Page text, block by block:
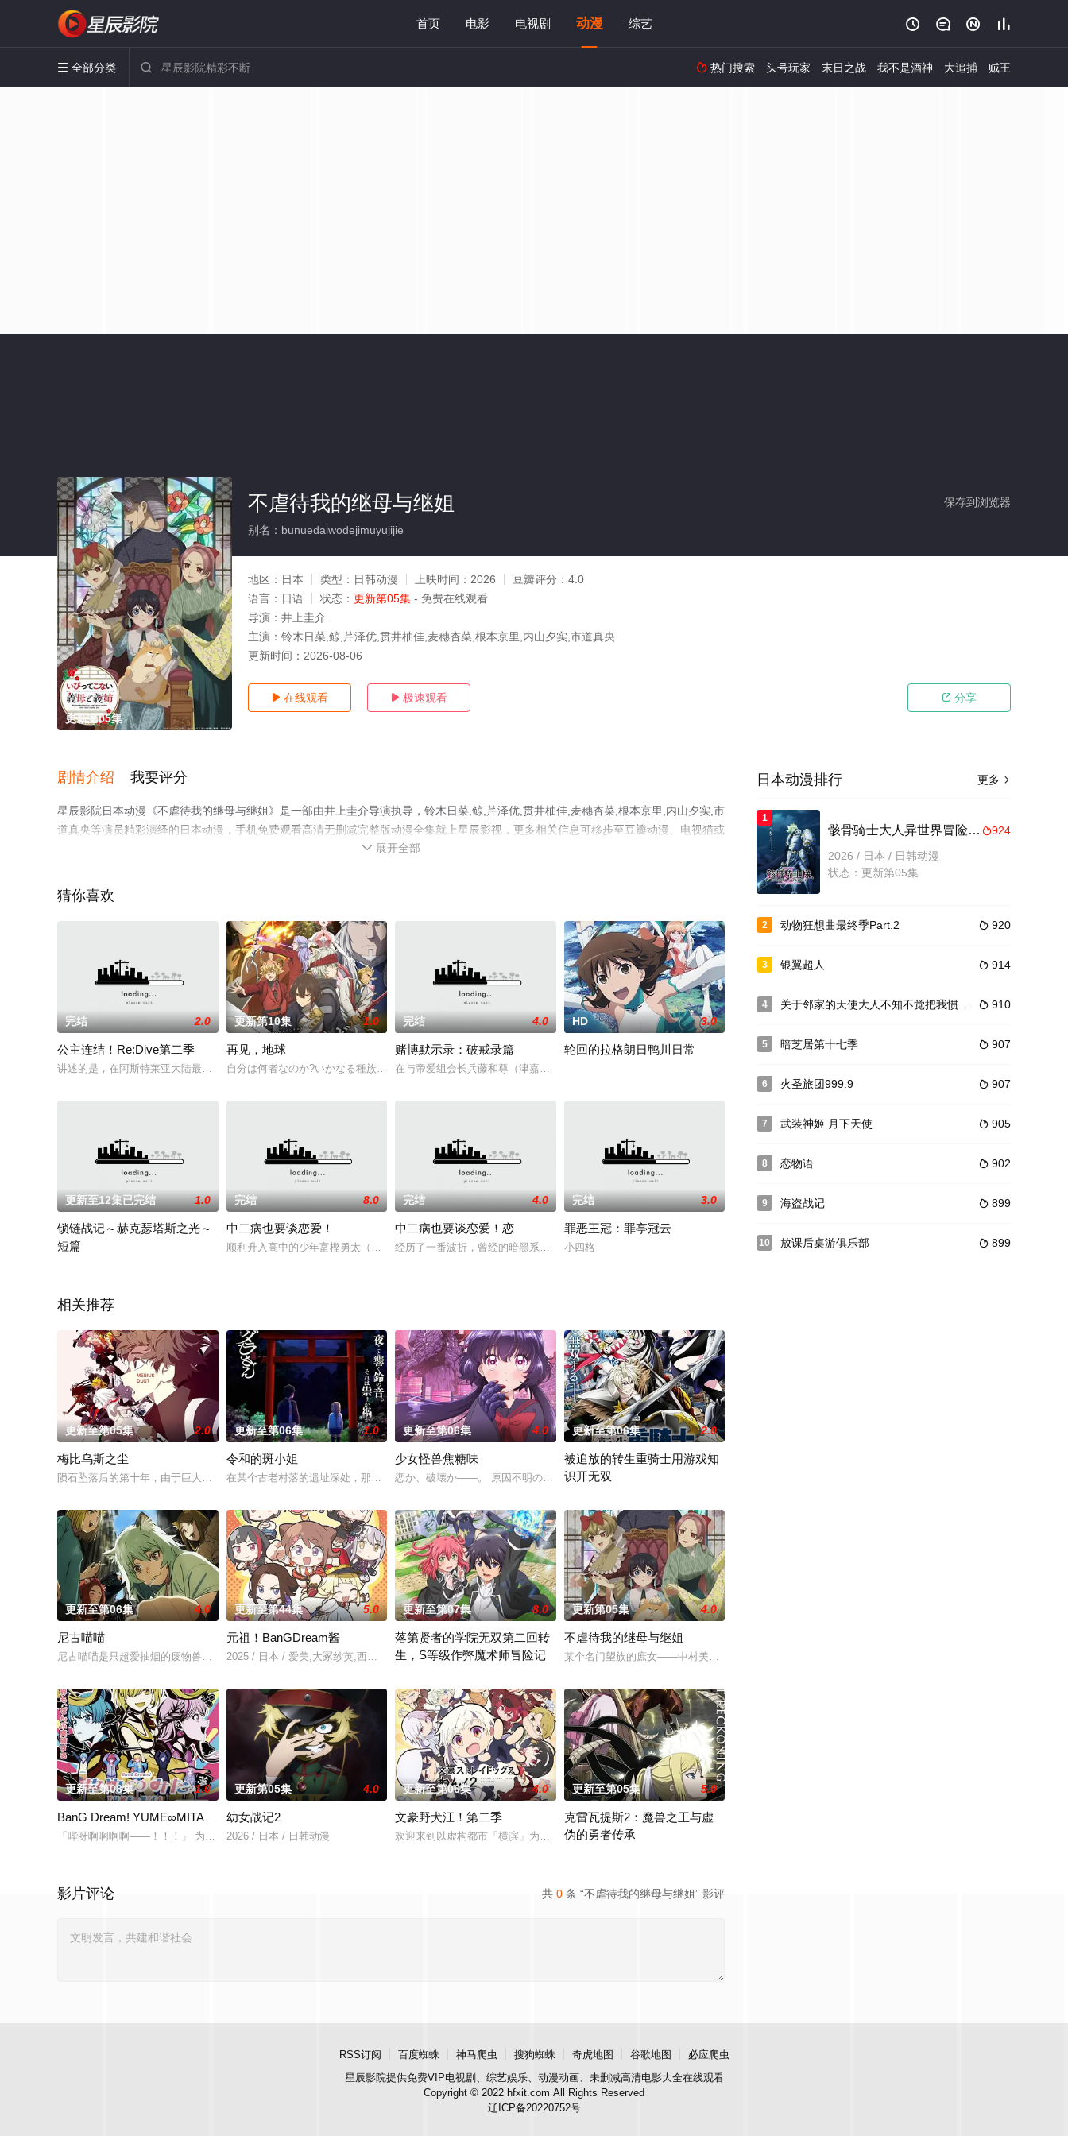
首页 电影 电视剧 动漫 综艺    
 全部分类   热门搜索 头号玩家 末日之战 我不是酒神 大追捕 贼王
更新第05集
保存到浏览器
不虐待我的继母与继姐
别名：bunuedaiwodejimuyujijie
地区： 日本 类型： 日韩动漫 上映时间： 2026 豆瓣评分： 4.0
语言： 日语 状态： 更新第05集 - 免费在线观看
导演： 井上圭介
主演： 铃木日菜,鲸,芹泽优,贯井柚佳,麦穗杏菜,根本京里,内山夕实,市道真央
更新时间： 2026-08-06
 在线观看  极速观看  分享
剧情介绍 我要评分
星辰影院日本动漫《不虐待我的继母与继姐》是一部由井上圭介导演执导，铃木日菜,鲸,芹泽优,贯井柚佳,麦穗杏菜,根本京里,内山夕实,市
道真央等演员精彩演绎的日本动漫，手机免费观看高清无删减完整版动漫全集就上星辰影视，更多相关信息可移步至豆瓣动漫、电视猫或
 展开全部
猜你喜欢
完结 2.0
公主连结！Re:Dive第二季
讲述的是，在阿斯特莱亚大陆最大的城市兰德索尔，失忆的男主人公与引导者kkju.ccコッコロ等人相识，为寻找自己失
更新第10集 1.0
再见，地球
自分は何者なのか?いかなる種族の特徴も持たない孤独な少女ベル。師シアンのもとを離れ、ただ一つ“唸る剣”だけを手に
完结 4.0
赌博默示录：破戒录篇
在与帝爱组会长兵藤和尊（津嘉山正種配音）的对决中，伊藤开司（萩原聖人配音）马失前蹄，欠下对方高达一千万日元的债务
HD 3.0
轮回的拉格朗日鸭川日常
更新至12集已完结 1.0
锁链战记～赫克瑟塔斯之光～
短篇
完结 8.0
中二病也要谈恋爱！
顺利升入高中的少年富樫勇太（福山润配音）在初中时代曾是暗黑系的中二病患者，当年他自称黑炎之主人，自我感觉良好地度
完结 4.0
中二病也要谈恋爱！恋
经历了一番波折，曾经的暗黑系中二深度患者富樫勇太（福山润配音）终于和现役中二中毒者小鸟游六花（内田真礼配音）确立
完结 3.0
罪恶王冠：罪亭冠云
小四格
相关推荐
更新至第05集 2.0
梅比乌斯之尘
陨石坠落后的第十年，由于巨大结晶释放出的神秘粒子“梅比乌斯之尘”的影响，一部分孩子获得了名为“拉姆斯”的特殊能力
更新至第06集 1.0
令和的斑小姐
在某个古老村落的遗址深处，那一片禁止入内的区域里，存在着被口口相传为“窥之生厄、亵之招祟”的“不可触碰之物”。世
更新至第06集 4.0
少女怪兽焦糖味
恋か、破壊か――。 原因不明の病に悩まされて
更新至第06集 2.0
被追放的转生重骑士用游戏知
识开无双
更新至第06集 4.0
尼古喵喵
尼古喵喵是只超爱抽烟的废物兽人！ 因为缺乏伦
更新至第44集 5.0
元祖！BanGDream酱
2025 / 日本 / 爱美,大冢纱英,西本里美,大桥彩香,伊藤彩沙,佐仓绫音,三泽纱千香,加藤英美里,日笠阳子,金元寿子,前岛亚美,小
更新至第07集 8.0
落第贤者的学院无双第二回转
生，S等级作弊魔术师冒险记
更新第05集 4.0
不虐待我的继母与继姐
某个名门望族的庶女——中村美冶，原本与母亲两人过着虽清贫却幸福的生活。
更新至第08集 1.0
BanG Dream! YUME∞MITA
「哔呀啊啊啊啊——！！！」 为了乐团出道而突
更新第05集 4.0
幼女战记2
2026 / 日本 / 日韩动漫
更新至第06集 4.0
文豪野犬汪！第二季
欢迎来到以虚构都市「横滨」为舞台，一众如同疯跑乱咬、四处乱窜的迷途犬们，热热闹闹、鸡飞狗跳的日常世界！
更新至第05集 5.0
克雷瓦提斯2：魔兽之王与虚
伪的勇者传承
共 0 条 “不虐待我的继母与继姐” 影评
影片评论
更多 
日本动漫排行
1
924
骸骨骑士大人异世界冒险中Ⅱ
2026 / 日本 / 日韩动漫
状态：更新第05集
2  920
动物狂想曲最终季Part.2
3  914
银翼超人
4  910
关于邻家的天使大人不知不觉把我惯成了废人这档子事第二季
5  907
暗芝居第十七季
6  907
火圣旅团999.9
7  905
武装神姬 月下天使
8  902
恋物语
9  899
海盗战记
10  899
放课后桌游俱乐部
RSS订阅 百度蜘蛛 神马爬虫 搜狗蜘蛛 奇虎地图 谷歌地图
必应爬虫
星辰影院提供免费VIP电视剧、综艺娱乐、动漫动画、未删减高清电影大全在线观看
Copyright © 2022 hfxit.com All Rights Reserved
辽ICP备20220752号